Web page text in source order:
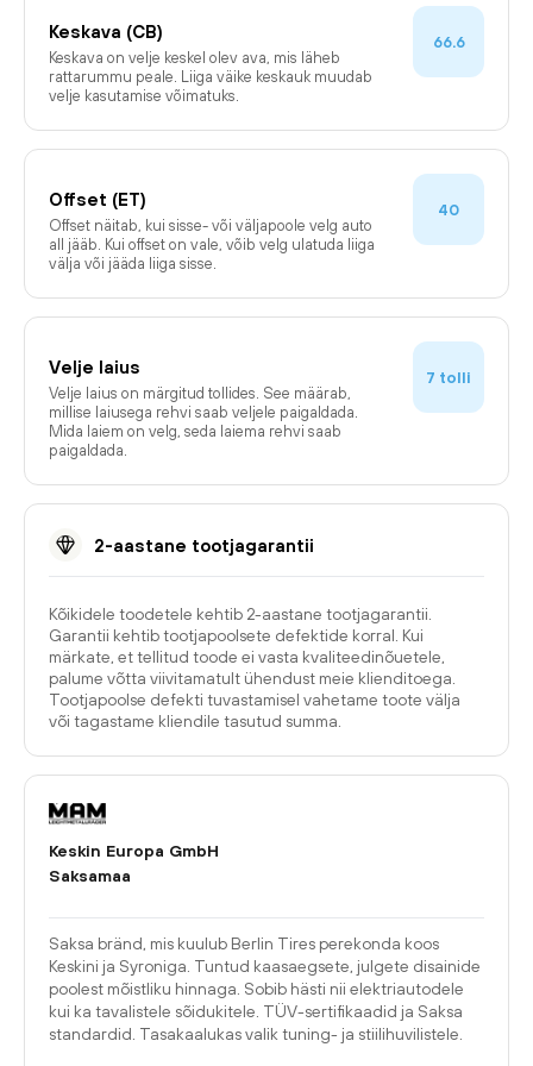
Keskava (CB)
Keskava on velje keskel olev ava, mis läheb
rattarummu peale. Liiga väike keskauk muudab
velje kasutamise võimatuks.
66.6
Offset (ET)
Offset näitab, kui sisse- või väljapoole velg auto
all jääb. Kui offset on vale, võib velg ulatuda liiga
välja või jääda liiga sisse.
40
Velje laius
Velje laius on märgitud tollides. See määrab,
millise laiusega rehvi saab veljele paigaldada.
Mida laiem on velg, seda laiema rehvi saab
paigaldada.
7 tolli
2-aastane tootjagarantii
Kõikidele toodetele kehtib 2-aastane tootjagarantii.
Garantii kehtib tootjapoolsete defektide korral. Kui
märkate, et tellitud toode ei vasta kvaliteedinõuetele,
palume võtta viivitamatult ühendust meie klienditoega.
Tootjapoolse defekti tuvastamisel vahetame toote välja
või tagastame kliendile tasutud summa.
Keskin Europa GmbH
Saksamaa
Saksa bränd, mis kuulub Berlin Tires perekonda koos
Keskini ja Syroniga. Tuntud kaasaegsete, julgete disainide
poolest mõistliku hinnaga. Sobib hästi nii elektriautodele
kui ka tavalistele sõidukitele. TÜV-sertifikaadid ja Saksa
standardid. Tasakaalukas valik tuning- ja stiilihuvilistele.